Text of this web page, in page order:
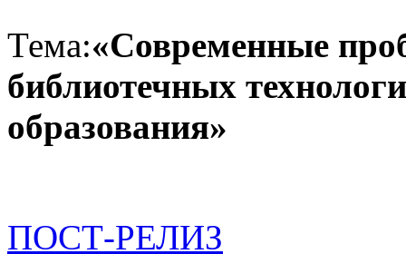
Тема:«Современные
библиотечных
образования»
ПОСТ-РЕЛИЗ